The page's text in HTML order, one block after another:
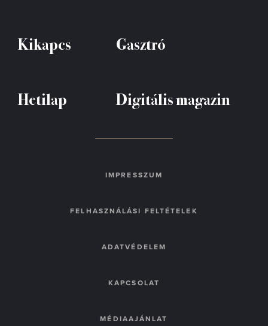
Kikapcs Gasztró
Hetilap Digitális magazin
IMPRESSZUM
FELHASZNÁLÁSI FELTÉTELEK
ADATVÉDELEM
KAPCSOLAT
MÉDIAAJÁNLAT